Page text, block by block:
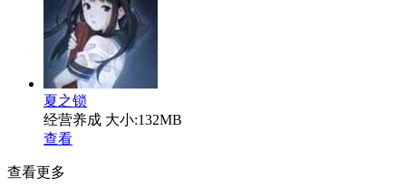
夏之锁
经营养成 大小:132MB
查看
查看更多